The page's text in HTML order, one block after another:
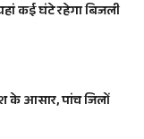
कई घंटे रहेगा बिजली
के आसार, पांच जिलों